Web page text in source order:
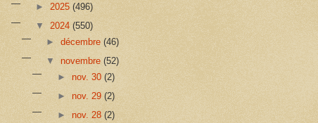
► 2025 (496)
▼ 2024 (550)
►décembre(46)
▼ novembre(52)
► nov. 30 (2)
► nov. 29 (2)
► nov. 28 (2)